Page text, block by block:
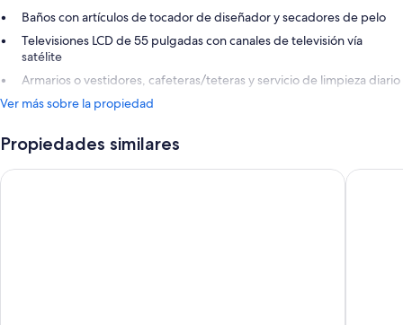
Baños con artículos de tocador de diseñador y secadores de pelo
Televisiones LCD de 55 pulgadas con canales de televisión vía
satélite
Armarios o vestidores, cafeteras/teteras y servicio de limpieza diario
Ver más sobre la propiedad
Propiedades similares
The Stanley Divani